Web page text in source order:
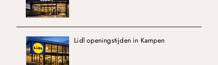
Lidl openingstijden in Kampen